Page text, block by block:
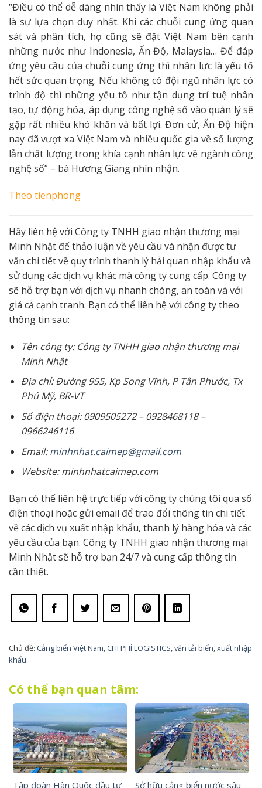
“Điều có thể dễ dàng nhìn thấy là Việt Nam không phải
là sự lựa chọn duy nhất. Khi các chuỗi cung ứng quan
sát và phân tích, họ cũng sẽ đặt Việt Nam bên cạnh
những nước như Indonesia, Ấn Độ, Malaysia… Để đáp
ứng yêu cầu của chuỗi cung ứng thì nhân lực là yếu tố
hết sức quan trọng. Nếu không có đội ngũ nhân lực có
trình độ thì những yếu tố như tận dụng trí tuệ nhân
tạo, tự động hóa, áp dụng công nghệ số vào quản lý sẽ
gặp rất nhiều khó khăn và bất lợi. Đơn cử, Ấn Độ hiện
nay đã vượt xa Việt Nam và nhiều quốc gia về số lượng
lẫn chất lượng trong khía cạnh nhân lực về ngành công
nghệ số” – bà Hương Giang nhìn nhận.
Theo tienphong
Hãy liên hệ với Công ty TNHH giao nhận thương mại
Minh Nhật để thảo luận về yêu cầu và nhận được tư
vấn chi tiết về quy trình thanh lý hải quan nhập khẩu và
sử dụng các dịch vụ khác mà công ty cung cấp. Công ty
sẽ hỗ trợ bạn với dịch vụ nhanh chóng, an toàn và với
giá cả cạnh tranh. Bạn có thể liên hệ với công ty theo
thông tin sau:
Tên công ty: Công ty TNHH giao nhận thương mại
Minh Nhật
Địa chỉ: Đường 955, Kp Song Vĩnh, P Tân Phước, Tx
Phú Mỹ, BR-VT
Số điện thoại: 0909505272 – 0928468118 –
0966246116
Email:minhnhat.caimep@gmail.com
Website: minhnhatcaimep.com
Bạn có thể liên hệ trực tiếp với công ty chúng tôi qua số
điện thoại hoặc gửi email để trao đổi thông tin chi tiết
về các dịch vụ xuất nhập khẩu, thanh lý hàng hóa và các
yêu cầu của bạn. Công ty TNHH giao nhận thương mại
Minh Nhật sẽ hỗ trợ bạn 24/7 và cung cấp thông tin
cần thiết.
Chủ đề: Cảng biển Việt Nam, CHI PHÍ LOGISTICS,vận tải biển,xuất nhập
khẩu.
Có thể bạn quan tâm:
Tập đoàn Hàn Quốc đầu tư Sở hữu cảng biển nước sâu